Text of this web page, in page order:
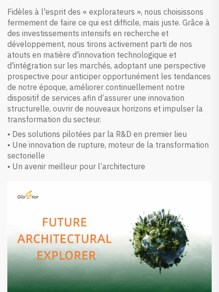
Fidèles à l'esprit des « explorateurs », nous choisissons
fermement de faire ce qui est difficile, mais juste. Grâce à
des investissements intensifs en recherche et
développement, nous tirons activement parti de nos
atouts en matière d'innovation technologique et
d'intégration sur les marchés, adoptant une perspective
prospective pour anticiper opportunément les tendances
de notre époque, améliorer continuellement notre
dispositif de services afin d’assurer une innovation
structurelle, ouvrir de nouveaux horizons et impulser la
transformation du secteur.
• Des solutions pilotées par la R&D en premier lieu
• Une innovation de rupture, moteur de la transformation
sectorielle
• Un avenir meilleur pour l’architecture